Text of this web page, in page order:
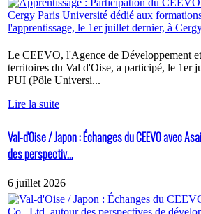
Le CEEVO, l'Agence de Développement
territoires du Val d'Oise, a participé, le 1er
PUI (Pôle Universi...
Lire la suite
Val-d'Oise / Japon : Échanges du CEEVO avec
des perspectiv...
6 juillet 2026